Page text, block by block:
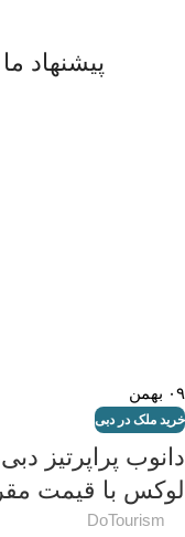
پیشنهاد
۰۹ بهمن
خرید ملک در دبی
دانوب پراپرتیز
لوکس با قیمت
DoTourism